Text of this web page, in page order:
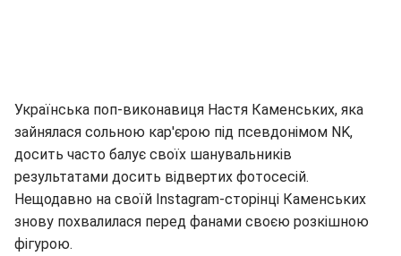
Українська поп-виконавиця Настя Каменських, яка
зайнялася сольною кар'єрою під псевдонімом NK,
досить часто балує своїх шанувальників
результатами досить відвертих фотосесій.
Нещодавно на своїй Іnstagram-сторінці Каменських
знову похвалилася перед фанами своєю розкішною
фігурою.